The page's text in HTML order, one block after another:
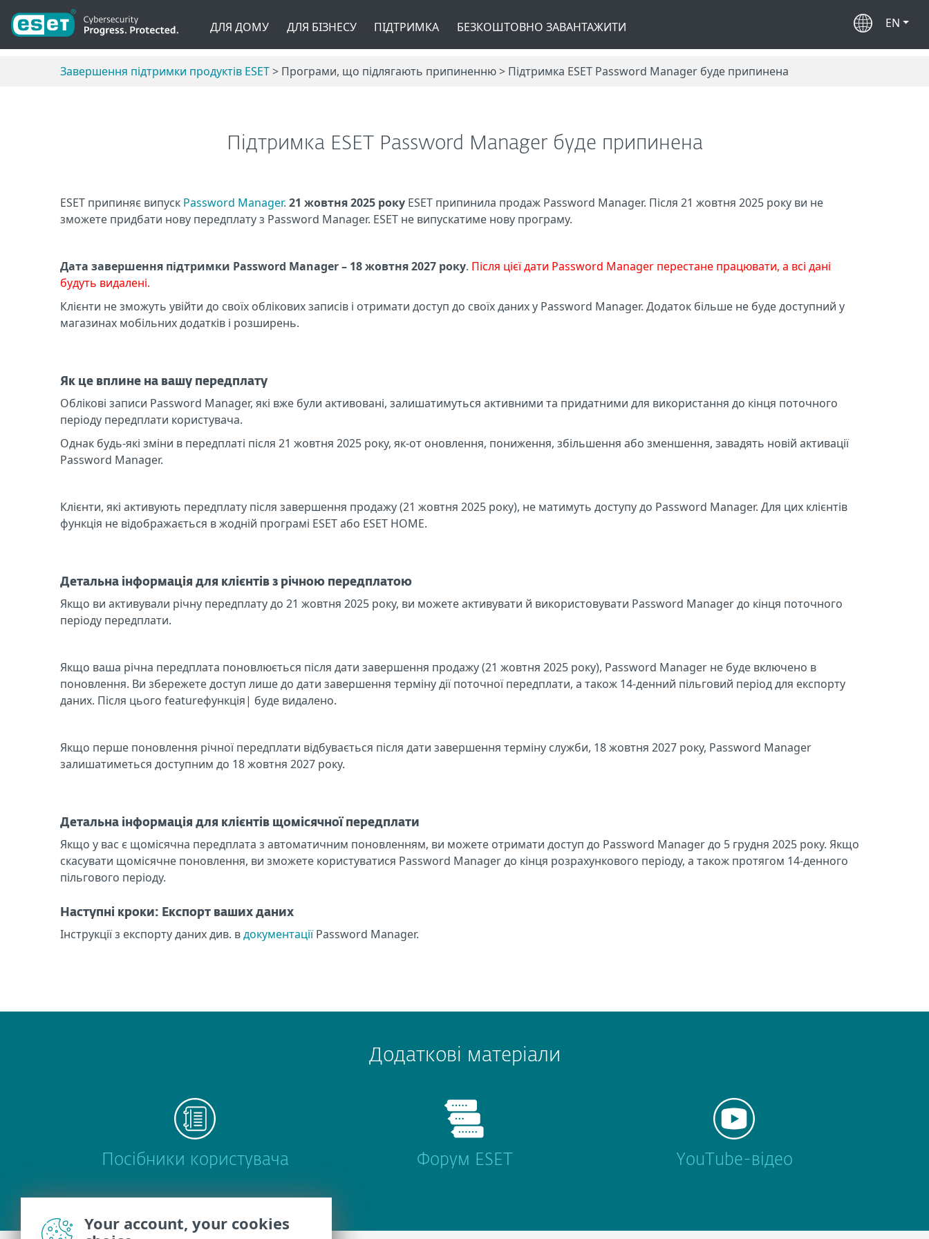
ДЛЯ ДОМУ ДЛЯ БІЗНЕСУ ПІДТРИМКА БЕЗКОШТОВНО ЗАВАНТАЖИТИ EN
Завершення підтримки продуктів ESET> Програми, що підлягають припиненню > Підтримка ESET Password Manager буде припинена
Підтримка ESET Password Manager буде припинена
ESET припиняє випуск Password Manager. 21 жовтня 2025 року ESET припинила продаж Password Manager. Після 21 жовтня 2025 року ви не
зможете придбати нову передплату з Password Manager. ESET не випускатиме нову програму.
Дата завершення підтримки Password Manager – 18 жовтня 2027 року. Після цієї дати Password Manager перестане працювати, а всі дані
будуть видалені.
Клієнти не зможуть увійти до своїх облікових записів і отримати доступ до своїх даних у Password Manager. Додаток більше не буде доступний у
магазинах мобільних додатків і розширень.
Як це вплине на вашу передплату
Облікові записи Password Manager, які вже були активовані, залишатимуться активними та придатними для використання до кінця поточного
періоду передплати користувача.
Однак будь-які зміни в передплаті після 21 жовтня 2025 року, як-от оновлення, пониження, збільшення або зменшення, завадять новій активації
Password Manager.
Клієнти, які активують передплату після завершення продажу (21 жовтня 2025 року), не матимуть доступу до Password Manager. Для цих клієнтів
функція не відображається в жодній програмі ESET або ESET HOME.
Детальна інформація для клієнтів з річною передплатою
Якщо ви активували річну передплату до 21 жовтня 2025 року, ви можете активувати й використовувати Password Manager до кінця поточного
періоду передплати.
Якщо ваша річна передплата поновлюється після дати завершення продажу (21 жовтня 2025 року), Password Manager не буде включено в
поновлення. Ви збережете доступ лише до дати завершення терміну дії поточної передплати, а також 14-денний пільговий період для експорту
даних. Після цього featureфункція| буде видалено.
Якщо перше поновлення річної передплати відбувається після дати завершення терміну служби, 18 жовтня 2027 року, Password Manager
залишатиметься доступним до 18 жовтня 2027 року.
Детальна інформація для клієнтів щомісячної передплати
Якщо у вас є щомісячна передплата з автоматичним поновленням, ви можете отримати доступ до Password Manager до 5 грудня 2025 року. Якщо
скасувати щомісячне поновлення, ви зможете користуватися Password Manager до кінця розрахункового періоду, а також протягом 14-денного
пільгового періоду.
Наступні кроки: Експорт ваших даних
Інструкції з експорту даних див. вдокументаціїPassword Manager.
Додаткові матеріали
Посібники користувача Форум ESET YouTube-відео
Your account, your cookies